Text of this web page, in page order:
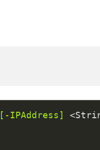
[-IPAddress]